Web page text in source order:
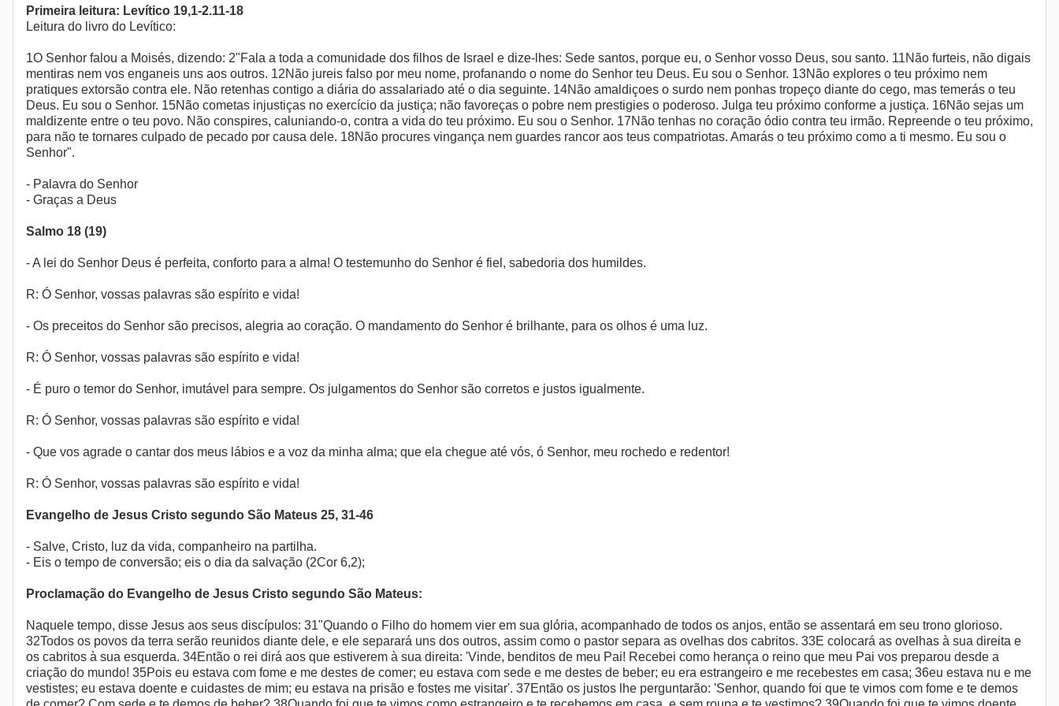
Primeira leitura: Levítico 19,1-2.11-18
Leitura do livro do Levítico:
1O Senhor falou a Moisés, dizendo: 2"Fala a toda a comunidade dos filhos de Israel e dize-lhes: Sede santos, porque eu, o Senhor vosso Deus, sou santo. 11Não furteis, não digais
mentiras nem vos enganeis uns aos outros. 12Não jureis falso por meu nome, profanando o nome do Senhor teu Deus. Eu sou o Senhor. 13Não explores o teu próximo nem
pratiques extorsão contra ele. Não retenhas contigo a diária do assalariado até o dia seguinte. 14Não amaldiçoes o surdo nem ponhas tropeço diante do cego, mas temerás o teu
Deus. Eu sou o Senhor. 15Não cometas injustiças no exercício da justiça; não favoreças o pobre nem prestigies o poderoso. Julga teu próximo conforme a justiça. 16Não sejas um
maldizente entre o teu povo. Não conspires, caluniando-o, contra a vida do teu próximo. Eu sou o Senhor. 17Não tenhas no coração ódio contra teu irmão. Repreende o teu próximo,
para não te tornares culpado de pecado por causa dele. 18Não procures vingança nem guardes rancor aos teus compatriotas. Amarás o teu próximo como a ti mesmo. Eu sou o
Senhor".
- Palavra do Senhor
- Graças a Deus
Salmo 18 (19)
- A lei do Senhor Deus é perfeita, conforto para a alma! O testemunho do Senhor é fiel, sabedoria dos humildes.
R: Ó Senhor, vossas palavras são espírito e vida!
- Os preceitos do Senhor são precisos, alegria ao coração. O mandamento do Senhor é brilhante, para os olhos é uma luz.
R: Ó Senhor, vossas palavras são espírito e vida!
- É puro o temor do Senhor, imutável para sempre. Os julgamentos do Senhor são corretos e justos igualmente.
R: Ó Senhor, vossas palavras são espírito e vida!
- Que vos agrade o cantar dos meus lábios e a voz da minha alma; que ela chegue até vós, ó Senhor, meu rochedo e redentor!
R: Ó Senhor, vossas palavras são espírito e vida!
Evangelho de Jesus Cristo segundo São Mateus 25, 31-46
- Salve, Cristo, luz da vida, companheiro na partilha.
- Eis o tempo de conversão; eis o dia da salvação (2Cor 6,2);
Proclamação do Evangelho de Jesus Cristo segundo São Mateus:
Naquele tempo, disse Jesus aos seus discípulos: 31"Quando o Filho do homem vier em sua glória, acompanhado de todos os anjos, então se assentará em seu trono glorioso.
32Todos os povos da terra serão reunidos diante dele, e ele separará uns dos outros, assim como o pastor separa as ovelhas dos cabritos. 33E colocará as ovelhas à sua direita e
os cabritos à sua esquerda. 34Então o rei dirá aos que estiverem à sua direita: 'Vinde, benditos de meu Pai! Recebei como herança o reino que meu Pai vos preparou desde a
criação do mundo! 35Pois eu estava com fome e me destes de comer; eu estava com sede e me destes de beber; eu era estrangeiro e me recebestes em casa; 36eu estava nu e me
vestistes; eu estava doente e cuidastes de mim; eu estava na prisão e fostes me visitar'. 37Então os justos lhe perguntarão: 'Senhor, quando foi que te vimos com fome e te demos